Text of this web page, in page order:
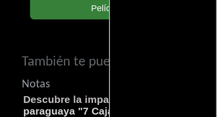
Películas
También te puede interesar...
Notas
Descubre la impactante película
paraguaya "7 Cajas"